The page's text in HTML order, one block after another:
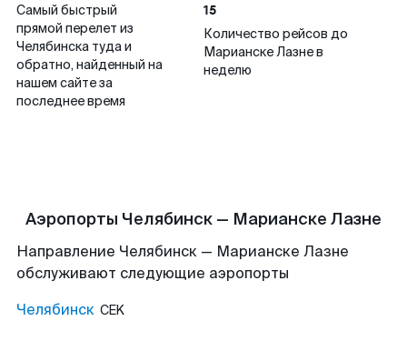
Самый быстрый
прямой перелет из
Челябинска туда и
обратно, найденный на
нашем сайте за
последнее время
15
Количество рейсов до
Марианске Лазне в
неделю
Аэропорты Челябинск — Марианске Лазне
Направление Челябинск — Марианске Лазне
обслуживают следующие аэропорты
Челябинск CEK